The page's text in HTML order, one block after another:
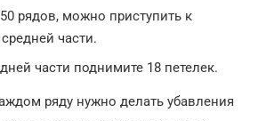
рядов, можно приступить к
части.
части поднимите 18 петелек.
ряду нужно делать убавления